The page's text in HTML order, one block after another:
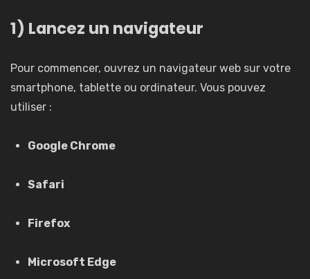
1) Lancez un navigateur
Pour commencer, ouvrez un navigateur web sur votre
smartphone, tablette ou ordinateur. Vous pouvez
utiliser :
Google Chrome
Safari
Firefox
Microsoft Edge